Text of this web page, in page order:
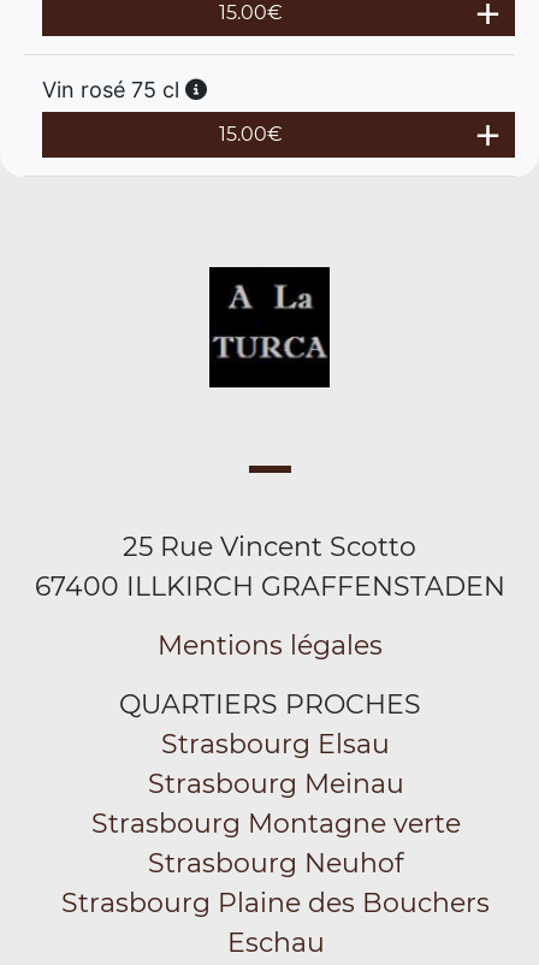
15.00€
Vin rosé 75 cl
15.00€
25 Rue Vincent Scotto
67400 ILLKIRCH GRAFFENSTADEN
Mentions légales
QUARTIERS PROCHES
Strasbourg Elsau
Strasbourg Meinau
Strasbourg Montagne verte
Strasbourg Neuhof
Strasbourg Plaine des Bouchers
Eschau